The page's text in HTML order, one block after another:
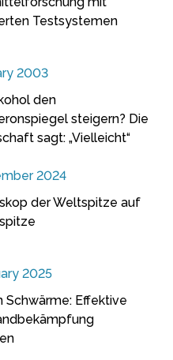
Testsystemen
2003
den
steigern? Die
sagt: „Vielleicht“
2024
der Weltspitze auf
2025
Schwärme: Effektive